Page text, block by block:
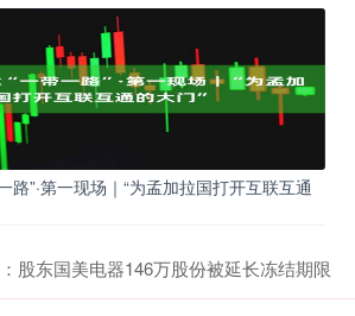
路”·第一现场｜“为孟加拉国打开互联互通
股东国美电器146万股份被延长冻结期限